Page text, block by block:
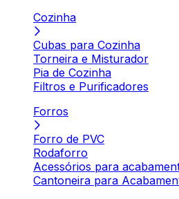
Cozinha
Cubas para Cozinha
Torneira e Misturador
Pia de Cozinha
Filtros e Purificadores
Forros
Forro de PVC
Rodaforro
Acessórios para
Cantoneira para